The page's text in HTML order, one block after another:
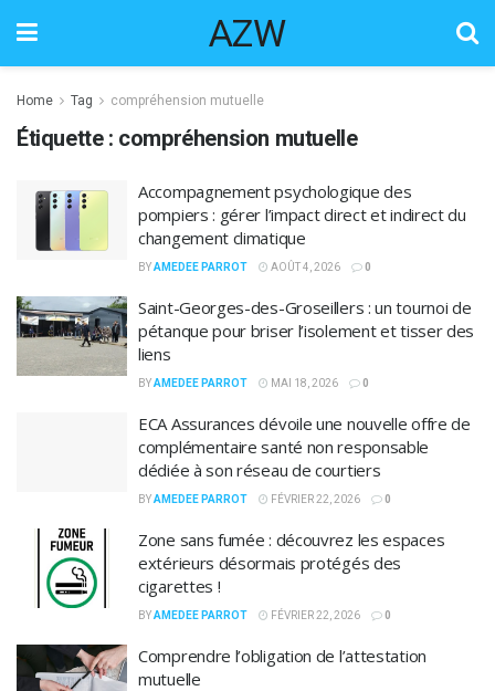
AZW
Home Tag compréhension mutuelle
Étiquette : compréhension mutuelle
Accompagnement psychologique des
pompiers : gérer l’impact direct et indirect du
changement climatique
BYAMEDEE PARROT AOÛT 4, 2026 0
Saint-Georges-des-Groseillers : un tournoi de
pétanque pour briser l’isolement et tisser des
liens
BYAMEDEE PARROT MAI 18, 2026 0
ECA Assurances dévoile une nouvelle offre de
complémentaire santé non responsable
dédiée à son réseau de courtiers
BYAMEDEE PARROT FÉVRIER 22, 2026 0
Zone sans fumée : découvrez les espaces
extérieurs désormais protégés des
cigarettes !
BYAMEDEE PARROT FÉVRIER 22, 2026 0
Comprendre l’obligation de l’attestation
mutuelle